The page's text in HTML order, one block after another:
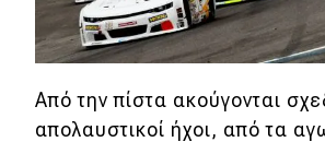
Από την πίστα ακούγονται
απολαυστικοί ήχοι, από τα